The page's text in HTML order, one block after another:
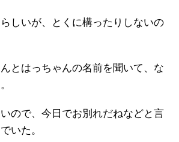
しいが、とくに構ったりしないの
とはっちゃんの名前を聞いて、な
ので、今日でお別れだねなどと言
いた。